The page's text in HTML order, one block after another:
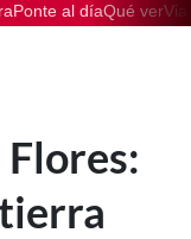
Ponte al díaQué ver